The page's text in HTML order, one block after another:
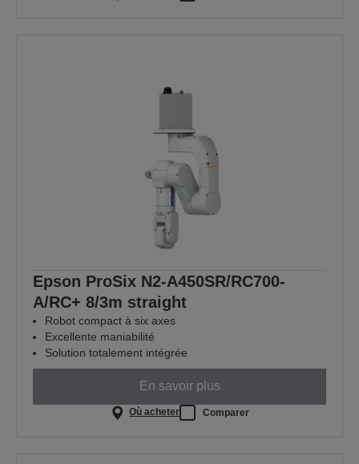
Epson ProSix N2-A450SR/RC700-
A/RC+ 8/3m straight
Robot compact à six axes
Excellente maniabilité
Solution totalement intégrée
En savoir plus
Où acheter Comparer